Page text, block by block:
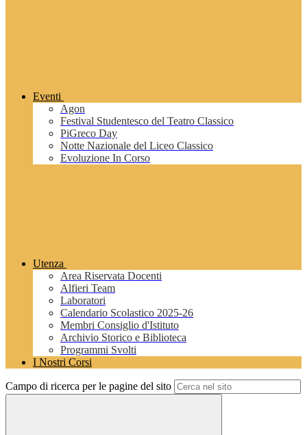
Eventi
Agon
Festival Studentesco del Teatro Classico
PiGreco Day
Notte Nazionale del Liceo Classico
Evoluzione In Corso
Utenza
Area Riservata Docenti
Alfieri Team
Laboratori
Calendario Scolastico 2025-26
Membri Consiglio d'Istituto
Archivio Storico e Biblioteca
Programmi Svolti
I Nostri Corsi
Campo di ricerca per le pagine del sito